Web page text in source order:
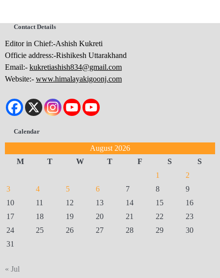
Contact Details
Editor in Chief:-Ashish Kukreti
Officie address:-Rishikesh Uttarakhand
Email:- kukretiashish834@gmail.com
Website:- www.himalayakigoonj.com
Calendar
August 2026
M
T W T F S
S
1
2
3
4 5 6 7 8
9
10
11 12 13 14 15
16
17
18 19 20 21 22
23
24
25 26 27 28 29
30
31
« Jul